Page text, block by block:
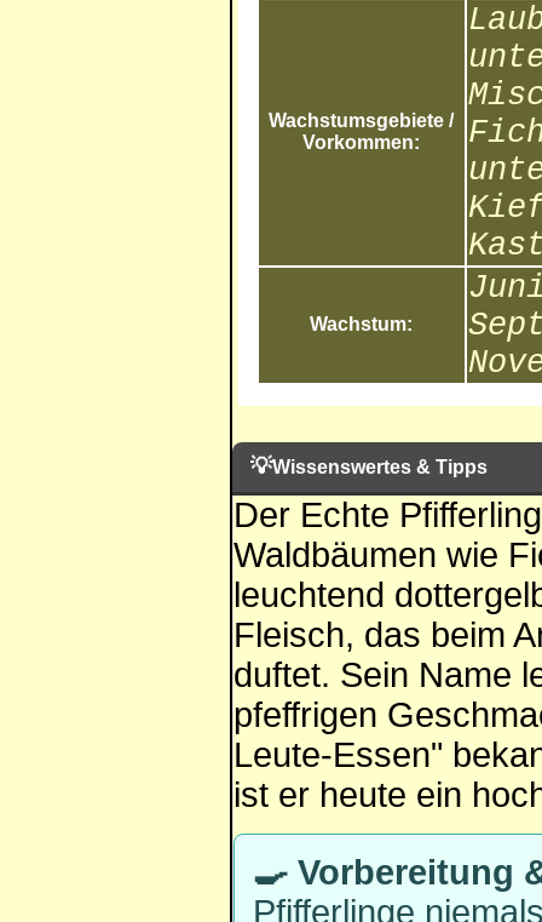
Wachstumsgebiete /
Vorkommen:
Wachstum:
💡Wissenswertes & Tipps
Der Echte
Waldbäumen wie
leuchtend
Fleisch, das beim
duftet. Sein Name
pfeffrigen
Leute-Essen"
ist er heute ein
🍳 Vorbereitung
Pfifferlinge